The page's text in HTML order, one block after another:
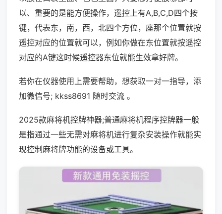
以、重要的是能方便操作，遥控上有A,B,C,D四个按
键，代表东，南，西，北四个方位，座那个位置就按
遥控对应的位置就可以，例如你做在东位置就按遥控
对应的A键这时候遥控器东位就能生效拿好牌。
若你在仪器使用上需要帮助，想获取一对一指导，添
加微信号; kkss8691 随时交流 。
2025款麻将机控牌神器;普通麻将机程序控牌器一般
是指通过一些无需对麻将机进行复杂安装操作就能实
现控制麻将牌功能的设备或工具。